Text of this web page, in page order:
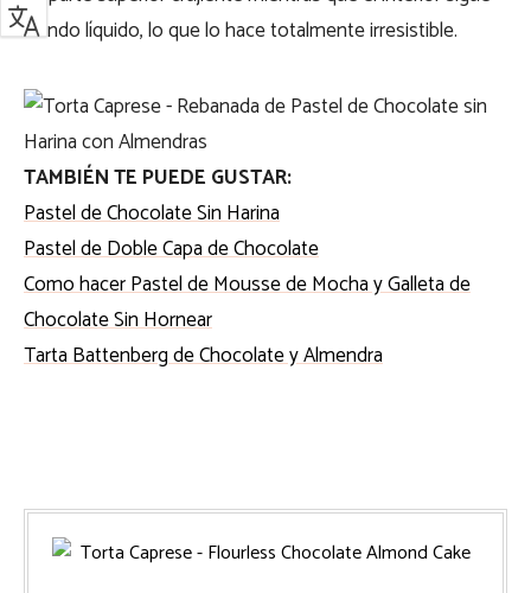
siendo líquido, lo que lo hace totalmente irresistible.
TAMBIÉN TE PUEDE GUSTAR:
Pastel de Chocolate Sin Harina
Pastel de Doble Capa de Chocolate
Como hacer Pastel de Mousse de Mocha y Galleta de
Chocolate Sin Hornear
Tarta Battenberg de Chocolate y Almendra